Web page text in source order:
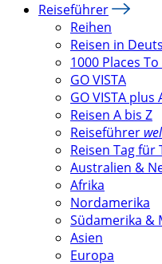
Reiseführer
Reihen
Reisen in
1000 Places
GO VISTA
GO VISTA plus
Reisen A bis Z
Reiseführer
Reisen Tag für
Australien &
Afrika
Nordamerika
Südamerika &
Asien
Europa